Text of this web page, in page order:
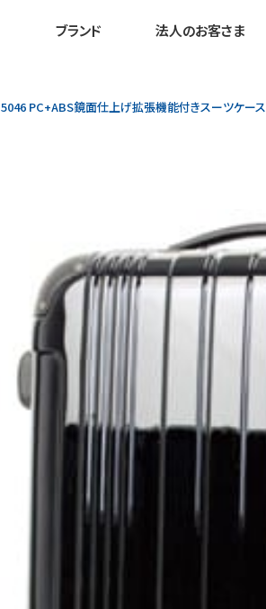
ブランド 法人のお客さま
5046 PC+ABS鏡面仕上げ拡張機能付きスーツケース